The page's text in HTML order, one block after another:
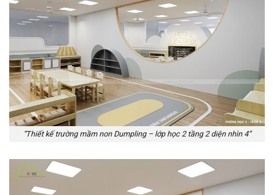
“Thiết kế trường mầm non Dumpling – lớp học 2 tầng 2 diện nhìn 4”